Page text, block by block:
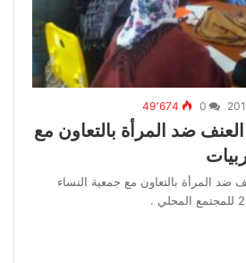
49٬674
ضد المرأة بالتعاون مع
المرأة بالتعاون مع جمعية النساء